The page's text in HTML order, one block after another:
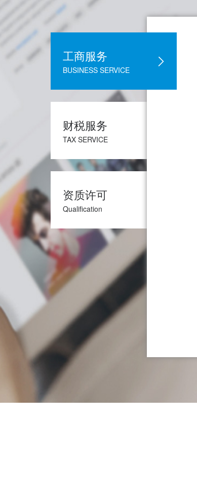
工商服务
BUSINESS SERVICE
财税服务
TAX SERVICE
资质许可
Qualification